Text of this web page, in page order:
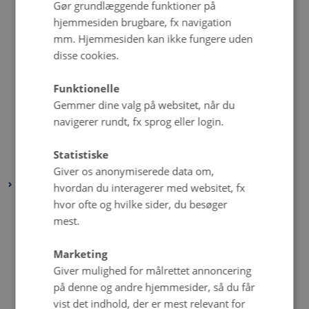
september 2021(1 post)
august 2021(5 poster)
juli 2021(2 poster)
maj 2021(5 poster)
april 2021(4 poster)
marts 2021(3 poster)
januar 2021
december 2020 (4 poster)
november 2020
september 2020(6 poster)
august 2020(3 poster)
juli 2020(2 poster)
Gør grundlæggende funktioner på
hjemmesiden brugbare, fx navigation
mm. Hjemmesiden kan ikke fungere uden
disse cookies.
Funktionelle
Gemmer dine valg på websitet, når du
navigerer rundt, fx sprog eller login.
Statistiske
Giver os anonymiserede data om,
hvordan du interagerer med websitet, fx
hvor ofte og hvilke sider, du besøger
mest.
Marketing
Giver mulighed for målrettet annoncering
på denne og andre hjemmesider, så du får
vist det indhold, der er mest relevant for